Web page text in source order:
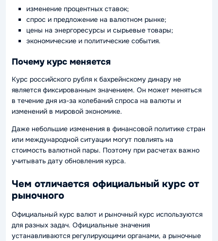
изменение процентных ставок;
спрос и предложение на валютном рынке;
цены на энергоресурсы и сырьевые товары;
экономические и политические события.
Почему курс меняется
Курс российского рубля к бахрейнскому динару не
является фиксированным значением. Он может меняться
в течение дня из-за колебаний спроса на валюты и
изменений в мировой экономике.
Даже небольшие изменения в финансовой политике стран
или международной ситуации могут повлиять на
стоимость валютной пары. Поэтому при расчетах важно
учитывать дату обновления курса.
Чем отличается официальный курс от
рыночного
Официальный курс валют и рыночный курс используются
для разных задач. Официальные значения
устанавливаются регулирующими органами, а рыночные